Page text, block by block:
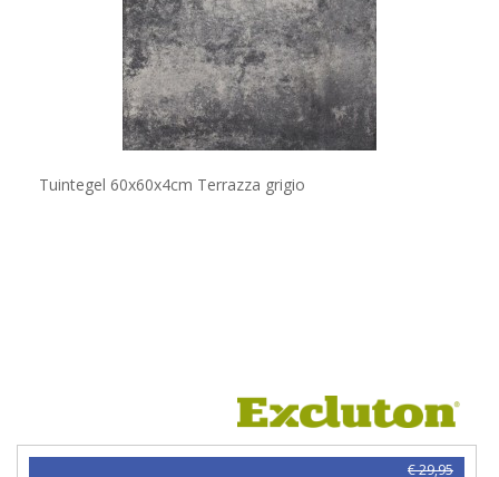
Tuintegel 60x60x4cm Terrazza grigio
€ 29,95